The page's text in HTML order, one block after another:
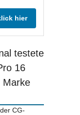
hier
testete
16
Marke
CG-